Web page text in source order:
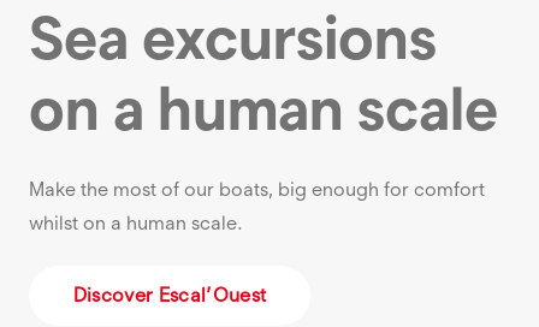
Sea excursions
on a human scale
Make the most of our boats, big enough for comfort
whilst on a human scale.
Discover Escal’Ouest